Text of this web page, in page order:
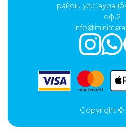
район.
оф.2
Copyright ©